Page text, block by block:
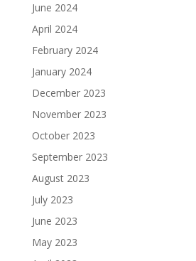
June 2024
April 2024
February 2024
January 2024
December 2023
November 2023
October 2023
September 2023
August 2023
July 2023
June 2023
May 2023